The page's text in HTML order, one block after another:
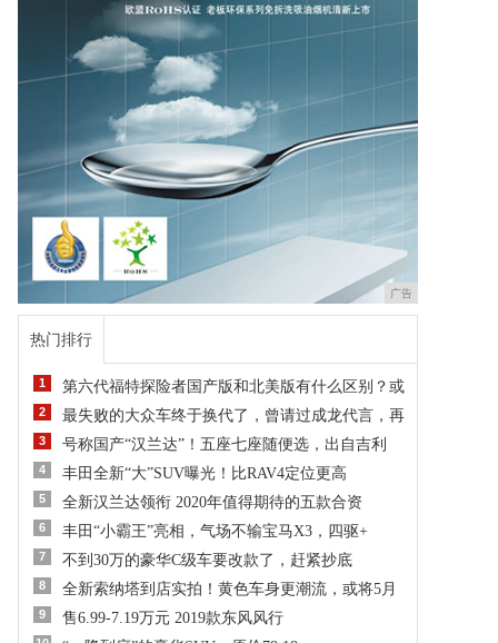
广告
热门排行
1 第六代福特探险者国产版和北美版有什么区别？或
2 最失败的大众车终于换代了，曾请过成龙代言，再
3 号称国产“汉兰达”！五座七座随便选，出自吉利
4 丰田全新“大”SUV曝光！比RAV4定位更高
5 全新汉兰达领衔 2020年值得期待的五款合资
6 丰田“小霸王”亮相，气场不输宝马X3，四驱+
7 不到30万的豪华C级车要改款了，赶紧抄底
8 全新索纳塔到店实拍！黄色车身更潮流，或将5月
9 售6.99-7.19万元 2019款东风风行